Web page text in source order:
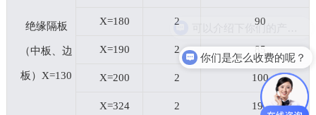
绝缘隔板
（中板、边
板）X=130
X=180 2 90
X=190 2 85
X=200 2 100
X=324 2 194
你们是怎么收费的呢？